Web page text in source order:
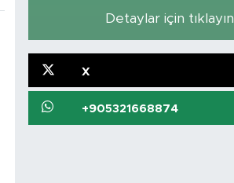
Detaylar için tıklayın
X
+905321668874